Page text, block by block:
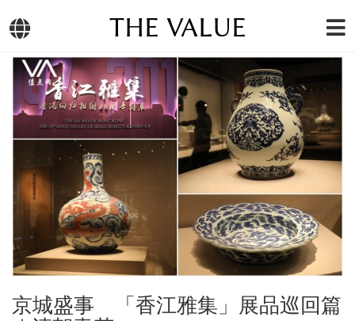
THE VALUE
京城盛事 「香江雅集」展品巡回篇